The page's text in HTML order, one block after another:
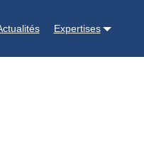
Expertises